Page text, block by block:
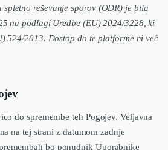
reševanje sporov (ODR) je bila
na podlagi Uredbe (EU) 2024/3228, ki
524/2013. Dostop do te platforme ni več
do spremembe teh Pogojev. Veljavna
na tej strani z datumom zadnje
bo ponudnik Uporabnike